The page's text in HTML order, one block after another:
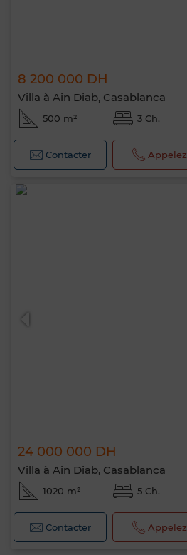
8 200 000 DH
Villa à Ain Diab, Casablanca
500 m² 3 Ch.
Contacter Appelez
24 000 000 DH
Villa à Ain Diab, Casablanca
1020 m² 5 Ch.
Contacter Appelez